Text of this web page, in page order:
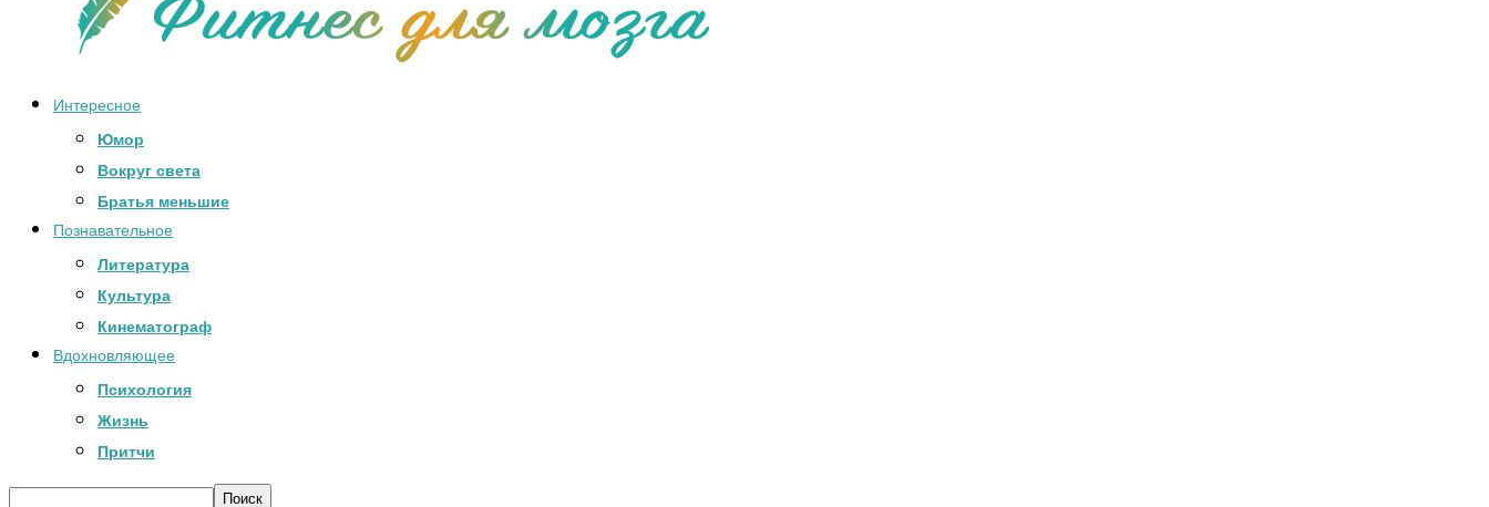
Интересное
Юмор
Вокруг света
Братья меньшие
Познавательное
Литература
Культура
Кинематограф
Вдохновляющее
Психология
Жизнь
Притчи